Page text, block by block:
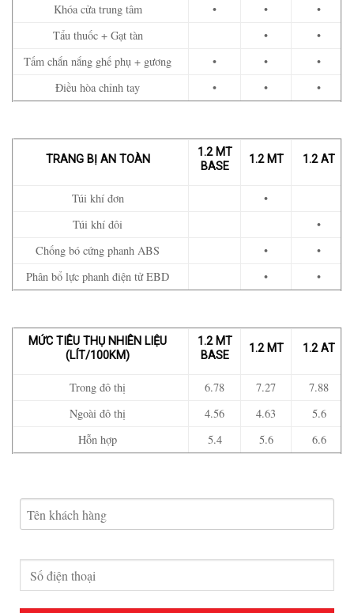
Khóa cửa trung tâm
• •
•
Tẩu thuốc + Gạt tàn
•
•
Tấm chắn nắng ghế phụ + gương
• •
•
Điều hòa chỉnh tay
• • •
TRANG BỊ AN TOÀN
1.2 MT
BASE
1.2 MT 1.2 AT
Túi khí đơn
•
Túi khí đôi
•
Chống bó cứng phanh ABS
•
•
Phân bổ lực phanh điện tử EBD
• •
MỨC TIÊU THỤ NHIÊN LIỆU
(LÍT/100KM)
1.2 MT
BASE
1.2 MT 1.2 AT
Trong đô thị 6.78 7.27
7.88
Ngoài đô thị
4.56 4.63
5.6
Hỗn hợp
5.4 5.6 6.6